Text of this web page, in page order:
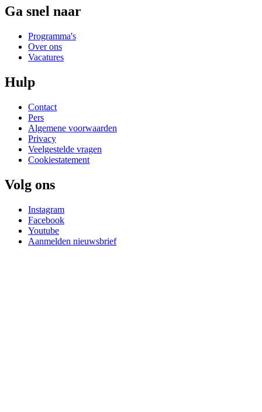
Ga snel naar
Programma's
Over ons
Vacatures
Hulp
Contact
Pers
Algemene voorwaarden
Privacy
Veelgestelde vragen
Cookiestatement
Volg ons
Instagram
Facebook
Youtube
Aanmelden nieuwsbrief